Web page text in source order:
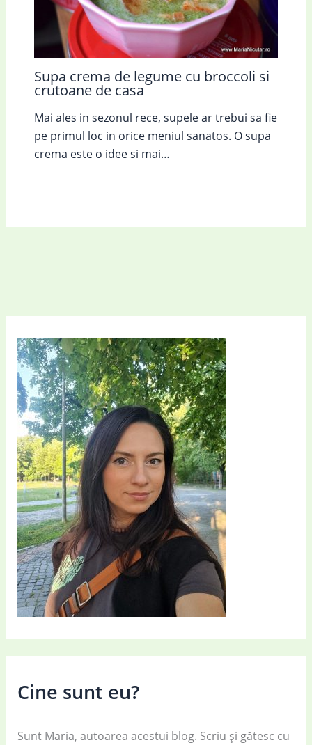
Supa crema de legume cu broccoli si
crutoane de casa
Mai ales in sezonul rece, supele ar trebui sa fie
pe primul loc in orice meniul sanatos. O supa
crema este o idee si mai…
Cine sunt eu?
Sunt Maria, autoarea acestui blog. Scriu și gătesc cu